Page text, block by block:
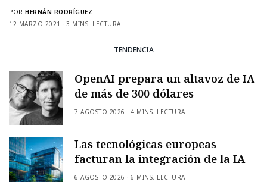
POR HERNÁN RODRÍGUEZ
12 MARZO 2021
3 MINS. LECTURA
TENDENCIA
OpenAI prepara un altavoz de IA
de más de 300 dólares
7 AGOSTO 2026 4 MINS. LECTURA
Las tecnológicas europeas
facturan la integración de la IA
6 AGOSTO 2026 6 MINS. LECTURA